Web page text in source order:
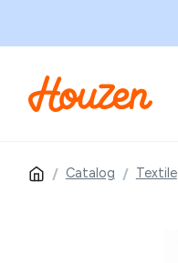
Catalog Textile